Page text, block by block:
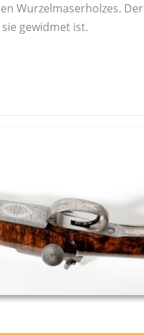
Wurzelmaserholzes. Der
gewidmet ist.